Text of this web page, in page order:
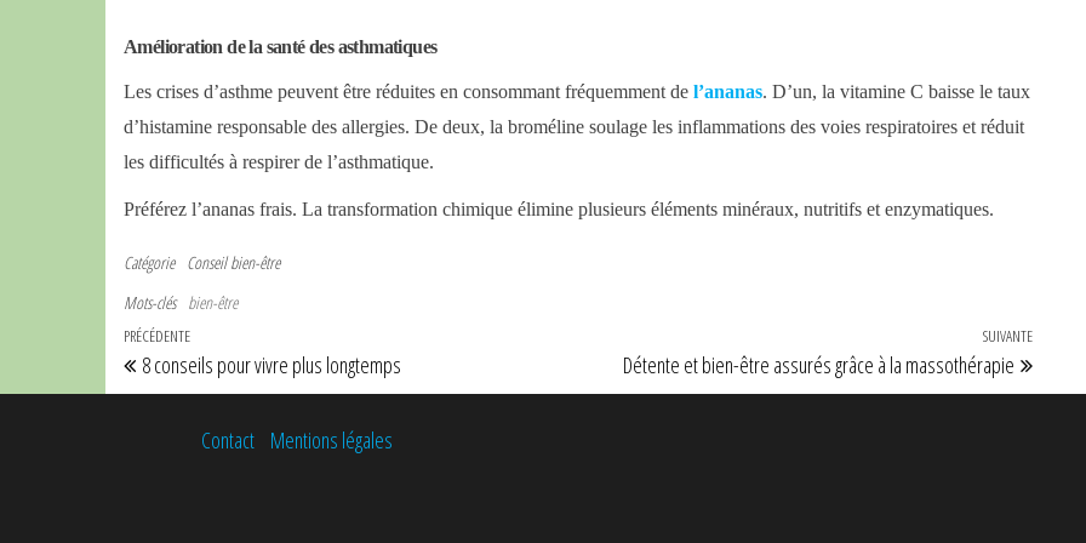
Amélioration de la santé des asthmatiques
Les crises d’asthme peuvent être réduites en consommant fréquemment de l’ananas. D’un, la vitamine C baisse le taux
d’histamine responsable des allergies. De deux, la broméline soulage les inflammations des voies respiratoires et réduit
les difficultés à respirer de l’asthmatique.
Préférez l’ananas frais. La transformation chimique élimine plusieurs éléments minéraux, nutritifs et enzymatiques.
Catégorie Conseil bien-être
Mots-clés bien-être
Navigation de l’article
Article précédent
PRÉCÉDENTE
8 conseils pour vivre plus longtemps
Article
SUIVANTE
Détente et bien-être assurés grâce à la massothérapie
Contact Mentions légales